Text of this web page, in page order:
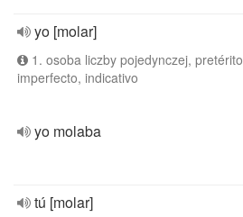
yo [molar]
1. osoba liczby pojedynczej, pretérito
imperfecto, indicativo
yo molaba
tú [molar]